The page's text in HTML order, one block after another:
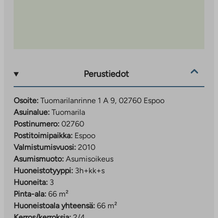
Perustiedot
Osoite: Tuomarilanrinne 1 A 9, 02760 Espoo
Asuinalue: Tuomarila
Postinumero: 02760
Postitoimipaikka: Espoo
Valmistumisvuosi: 2010
Asumismuoto: Asumisoikeus
Huoneistotyyppi: 3h+kk+s
Huoneita: 3
Pinta-ala: 66 m²
Huoneistoala yhteensä: 66 m²